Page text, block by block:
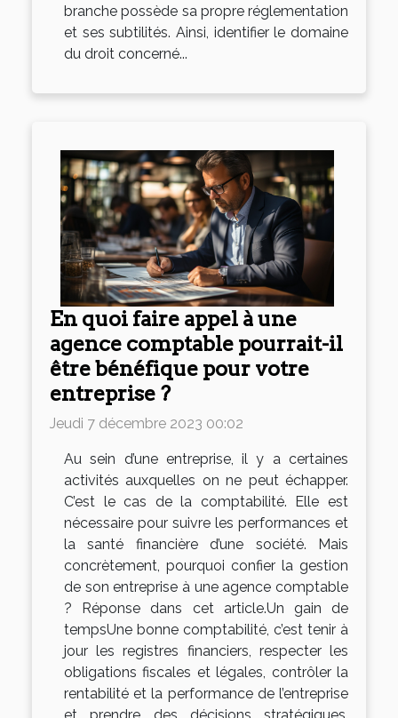
branche possède sa propre réglementation
et ses subtilités. Ainsi, identifier le domaine
du droit concerné...
En quoi faire appel à une
agence comptable pourrait-il
être bénéfique pour votre
entreprise ?
Jeudi 7 décembre 2023 00:02
Au sein d’une entreprise, il y a certaines
activités auxquelles on ne peut échapper.
C’est le cas de la comptabilité. Elle est
nécessaire pour suivre les performances et
la santé financière d’une société. Mais
concrètement, pourquoi confier la gestion
de son entreprise à une agence comptable
? Réponse dans cet article.Un gain de
tempsUne bonne comptabilité, c’est tenir à
jour les registres financiers, respecter les
obligations fiscales et légales, contrôler la
rentabilité et la performance de l’entreprise